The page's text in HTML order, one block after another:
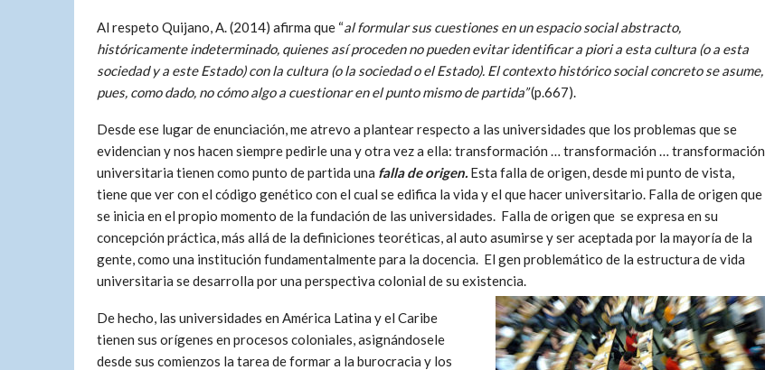
Al respeto Quijano, A. (2014) afirma que “al formular sus cuestiones en un espacio social abstracto,
históricamente indeterminado, quienes así proceden no pueden evitar identificar a piori a esta cultura (o a esta
sociedad y a este Estado) con la cultura (o la sociedad o el Estado). El contexto histórico social concreto se asume,
pues, como dado, no cómo algo a cuestionar en el punto mismo de partida”(p.667).
Desde ese lugar de enunciación, me atrevo a plantear respecto a las universidades que los problemas que se
evidencian y nos hacen siempre pedirle una y otra vez a ella: transformación … transformación … transformación
universitaria tienen como punto de partida una falla de origen. Esta falla de origen, desde mi punto de vista,
tiene que ver con el código genético con el cual se edifica la vida y el que hacer universitario. Falla de origen que
se inicia en el propio momento de la fundación de las universidades. Falla de origen que se expresa en su
concepción práctica, más allá de la definiciones teoréticas, al auto asumirse y ser aceptada por la mayoría de la
gente, como una institución fundamentalmente para la docencia. El gen problemático de la estructura de vida
universitaria se desarrolla por una perspectiva colonial de su existencia.
De hecho, las universidades en América Latina y el Caribe
tienen sus orígenes en procesos coloniales, asignándosele
desde sus comienzos la tarea de formar a la burocracia y los